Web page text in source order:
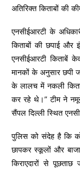
अतिरिक्त किताबों की
एनसीईआरटी के
किताबों की छपाई और
एनसीईआरटी किताबें
मानकों के अनुसार छपी
के लालच में नकली
कर रहे थे।” टीम ने
सैंपल दिल्ली स्थित
पुलिस को संदेह है कि
छापकर स्कूलों और
किराएदारों से